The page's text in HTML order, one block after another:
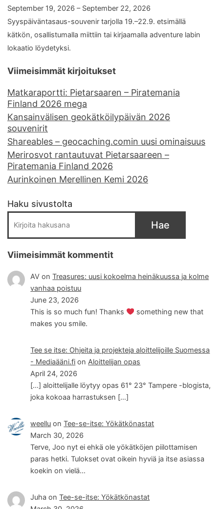
September 19, 2026 – September 22, 2026
Syyspäiväntasaus-souvenir tarjolla 19.–22.9. etsimällä
kätkön, osallistumalla miittiin tai kirjaamalla adventure labin
lokaatio löydetyksi.
Viimeisimmät kirjoitukset
Matkaraportti: Pietarsaaren – Piratemania
Finland 2026 mega
Kansainvälisen geokätköilypäivän 2026
souvenirit
Shareables – geocaching.comin uusi ominaisuus
Merirosvot rantautuvat Pietarsaareen –
Piratemania Finland 2026
Aurinkoinen Merellinen Kemi 2026
Haku sivustolta
Hae
Viimeisimmät kommentit
AV onTreasures: uusi kokoelma heinäkuussa ja kolme
vanhaa poistuu
June 23, 2026
This is so much fun! Thanks
something new that
makes you smile.
Tee se itse: Ohjeita ja projekteja aloittelijoille Suomessa
- Mediaääni.fi onAloittelijan opas
April 24, 2026
[…] aloittelijalle löytyy opas 61° 23° Tampere -blogista,
joka kokoaa harrastuksen […]
weellu onTee-se-itse: Yökätkönastat
March 30, 2026
Terve, Joo nyt ei ehkä ole yökätköjen piilottamisen
paras hetki. Tulokset ovat oikein hyviä ja itse asiassa
koekin on vielä…
Juha onTee-se-itse: Yökätkönastat